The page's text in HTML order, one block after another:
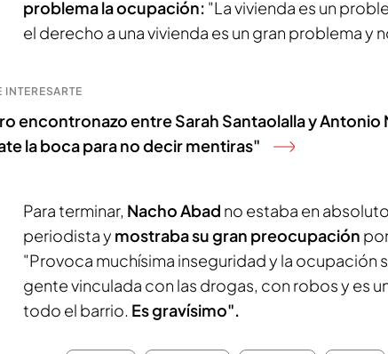
problema la ocupación: "La vivienda es un
el derecho a una vivienda es un gran problema y
INTERESARTE
encontronazo entre Sarah Santaolalla y
la boca para no decir mentiras"
Para terminar, Nacho Abad no estaba en
periodista y mostraba su gran preocupación
"Provoca muchísima inseguridad y la ocupación
gente vinculada con las drogas, con robos y es
todo el barrio. Es gravísimo".